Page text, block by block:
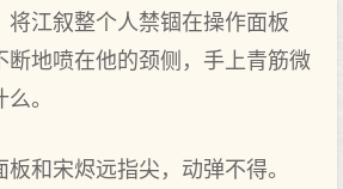
将江叙整个人禁锢在操作面板
断地喷在他的颈侧，手上青筋微
。
和宋烬远指尖，动弹不得。